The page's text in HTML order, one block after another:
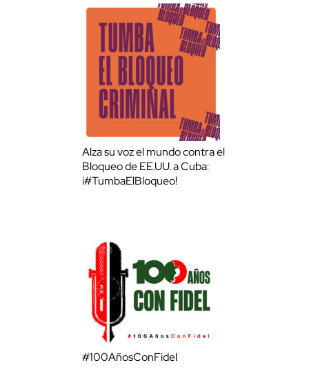
Alza su voz el mundo contra el
Bloqueo de EE.UU. a Cuba:
¡#TumbaElBloqueo!
#100AñosConFidel